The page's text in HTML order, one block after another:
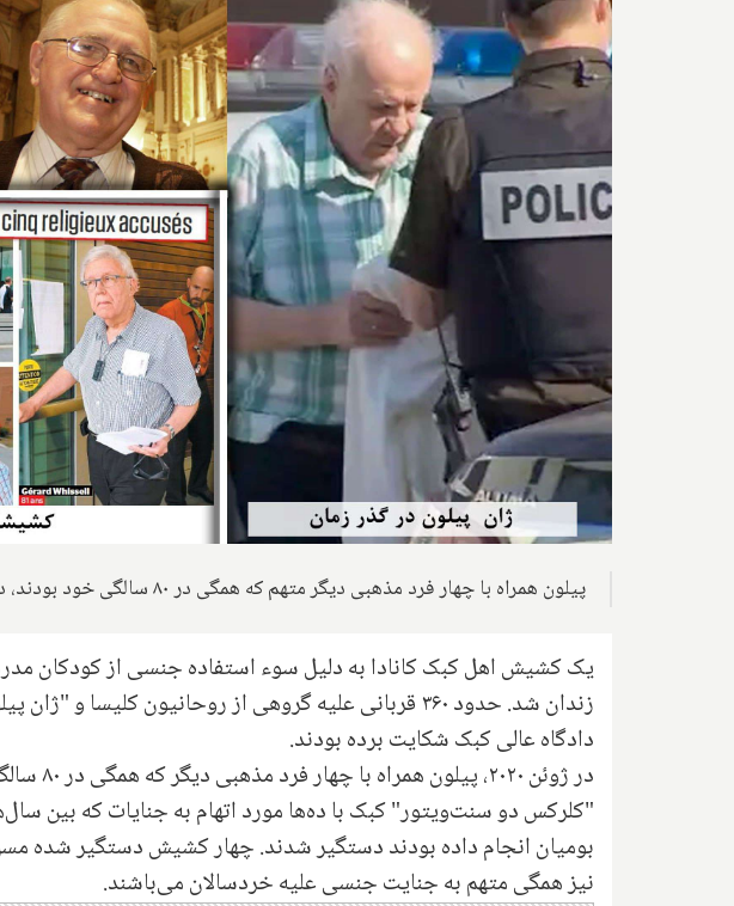
پیلون همراه با چهار فرد مذهبی دیگر متهم که همگی در ۸۰ سالگی خود بودند، در خانه سالمندان دستگیر شدند
یک کشیش اهل کبک کانادا به دلیل سوء استفاده جنسی از کودکان
دادگاه عالی کبک شکایت برده بودند.
در ژوئن
بومیان انجام داده بودند دستگیر شدند. چهار کشیش دستگیر شده
نیز همگی متهم به جنایت جنسی علیه خردسالان می‌باشند.